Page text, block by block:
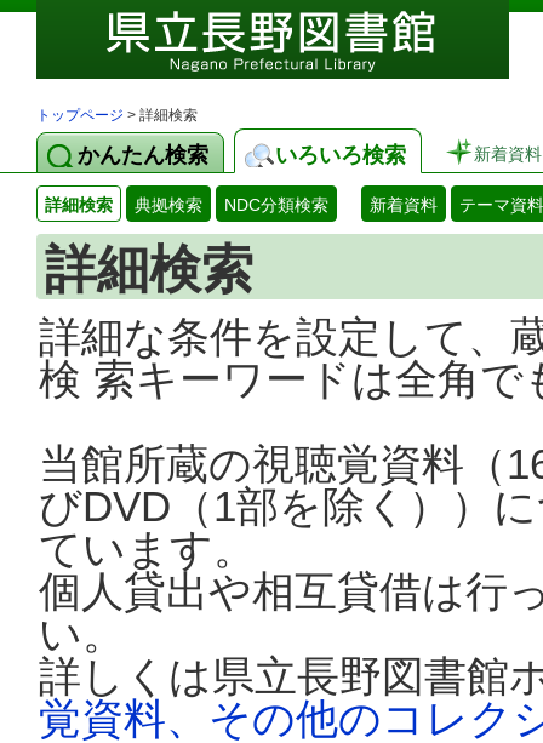
トップページ > 詳細検索
かんたん検索 いろいろ検索 新着資料
詳細検索 典拠検索 NDC分類検索 新着資料 テーマ資料
詳細検索
詳細な条件を設定して、
検 索キーワードは全角
当館所蔵の視聴覚資料（
びDVD（1部を除く））
ています。
個人貸出や相互貸借は行
い。
詳しくは県立長野図書館
覚資料、その他のコレク